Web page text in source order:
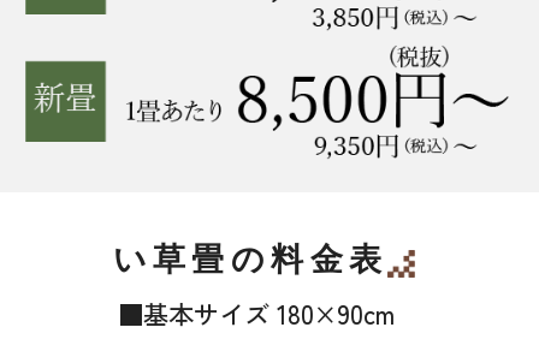
い草畳の料金表
■基本サイズ 180×90cm